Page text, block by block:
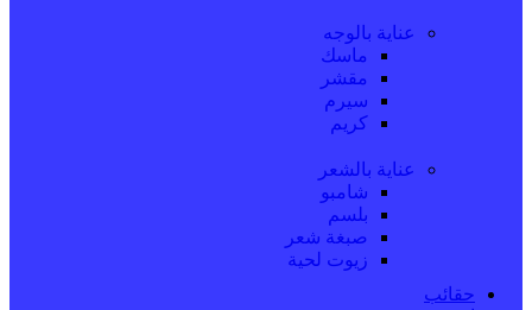
عناية بالوجه
ماسك
مقشر
سيرم
كريم
عناية بالشعر
شامبو
بلسم
صبغة شعر
زيوت لحية
حقائب